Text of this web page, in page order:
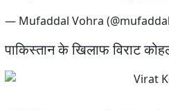
— Mufaddal Vohra
पाकिस्तान के खिलाफ विराट